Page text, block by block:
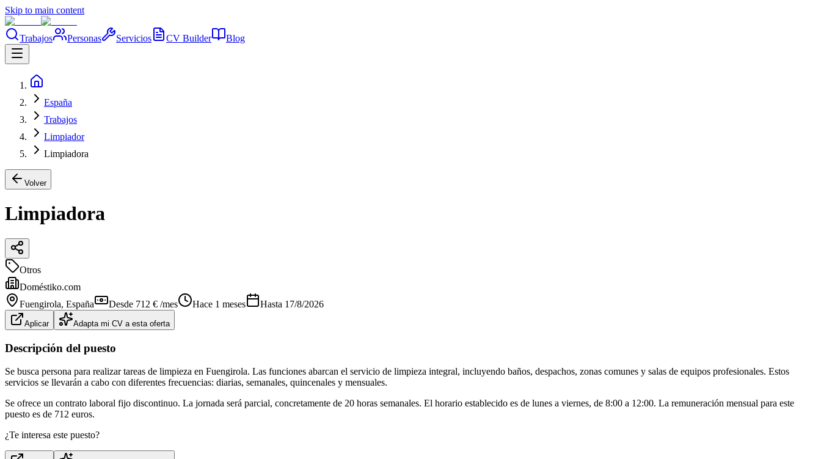
Skip to main content
Trabajos Personas Servicios CV Builder Blog
España
Trabajos
Limpiador
Limpiadora
Volver
Limpiadora
Otros
Doméstiko.com
Fuengirola, España Desde 712 € /mes Hace 1 meses Hasta 17/8/2026
Aplicar Adapta mi CV a esta oferta
Descripción del puesto
Se busca persona para realizar tareas de limpieza en Fuengirola. Las funciones abarcan el servicio de limpieza integral, incluyendo baños, despachos, zonas comunes y salas de equipos profesionales. Estos
servicios se llevarán a cabo con diferentes frecuencias: diarias, semanales, quincenales y mensuales.
Se ofrece un contrato laboral fijo discontinuo. La jornada será parcial, concretamente de 20 horas semanales. El horario establecido es de lunes a viernes, de 8:00 a 12:00. La remuneración mensual para este
puesto es de 712 euros.
¿Te interesa este puesto?